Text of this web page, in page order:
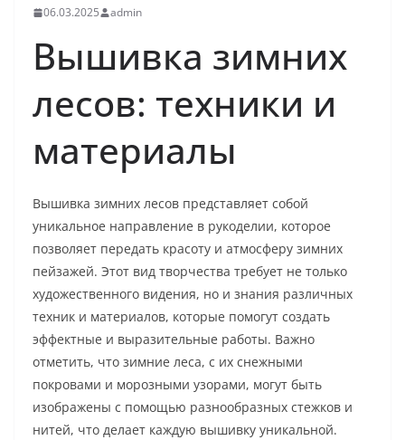
06.03.2025 admin
Вышивка зимних
лесов: техники и
материалы
Вышивка зимних лесов представляет собой
уникальное направление в рукоделии, которое
позволяет передать красоту и атмосферу зимних
пейзажей. Этот вид творчества требует не только
художественного видения, но и знания различных
техник и материалов, которые помогут создать
эффектные и выразительные работы. Важно
отметить, что зимние леса, с их снежными
покровами и морозными узорами, могут быть
изображены с помощью разнообразных стежков и
нитей, что делает каждую вышивку уникальной.